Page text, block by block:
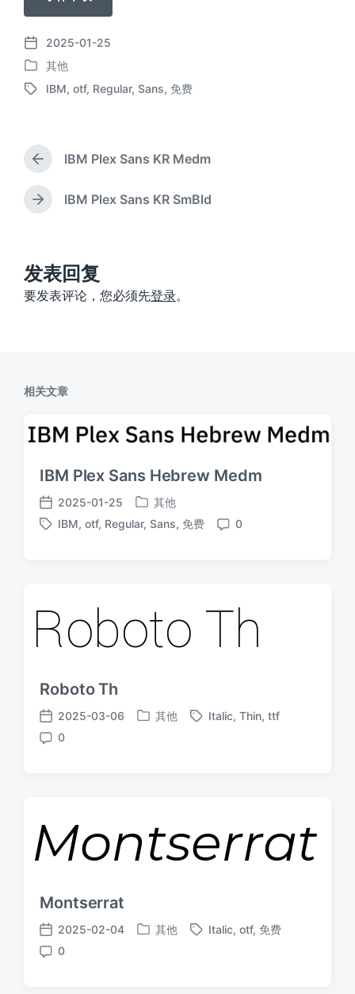
发
布
日
2025-01-25
发
布
其他
标
IBM, otf, Regular, Sans, 免费
上
篇
文
章
IBM Plex Sans KR Medm
下
：
IBM Plex Sans KR SmBld
发表回复
要发表评论，您必须先登录。
相关文章
IBM Plex Sans Hebrew Medm
发
布
2025-01-25
发
布
其他
标
IBM, otf, Regular, Sans, 免费
评
0
Roboto Th
发
布
2025-03-06
发
其他
标
Italic, Thin, ttf
评
0
Montserrat
发
布
2025-02-04
发
其他
标
Italic, otf, 免费
评
0